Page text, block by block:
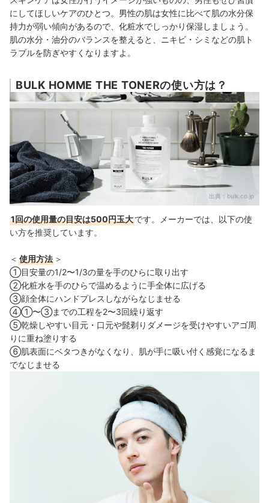
にしてほしいケアのひとつ。男性の肌は女性に比べて肌の水分保
持力が弱い傾向があるので、化粧水でしっかり保湿しましょう。
肌の水分・油分のバランスを整えると、ニキビ・シミなどの肌ト
ラブルを防ぎやすくなりますよ。
BULK HOMME THE TONERの使い方は？
出典： bulk.co.jp
1回の使用量の目安は500円玉大です。メーカーでは、以下の使
い方を推奨しています。
＜ 使用方法 ＞
①目安量の1/2〜1/3の量を手のひらに取り出す
②化粧水を手のひらで温めるように手全体に広げる
③顔全体にハンドプレスしながらなじませる
④①〜③までの工程を2〜3回繰り返す
⑤乾燥しやすい目元・口元や髭剃りダメージを受けやすいアゴ周
りに重ね塗りする
⑥肌表面にベタつきがなくなり、肌が手に吸い付く感覚になるま
でなじませる